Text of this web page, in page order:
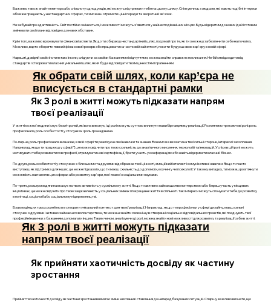
Важливо також знайти ментора або спільноту однодумців, які можуть підтримати тебе на цьому шляху. Спілкуючись з людьми, які мають подібні інтереси
або вже працюють у нестандартних сферах, ти зможеш отримати цінні поради та зворотний зв'язок.
Не забувай про адаптивність. Світ постійно змінюється, і можливості можуть з'явитися у найнесподіваніших місцях. Будь відкритим до нових ідей і готовим
змінювати свої плани відповідно до нових обставин.
Крім того, важливо враховувати фінансові аспекти. Якщо ти обираєш нестандартний шлях, подумай про те, як ти зможеш забезпечити себе на початку.
Можливо, варто зберегти певний фінансовий резерв або працювати на частковій зайнятості, поки ти будуєш свою кар'єру в новій сфері.
Нарешті, довіряй своїм інстинктам. Інколи, слідуючи за своїми бажаннями і відчуттями, можна знайти справжнє покликання. Не бійся відходити від
стандартів і створювати власний унікальний шлях, який буде відповідати твоїм цінностям і прагненням.
Як обрати свій шлях, коли кар’єра не
вписується в стандартні рамки
Як 3 ролі в житті можуть підказати напрям
твоєї реалізації
У житті кожної людини існує безліч ролей, які вона виконує, і ці ролі можуть суттєво вплинути на вибір напрямку реалізації. Розглянемо три ключові ролі: роль
професіонала, роль особистості у стосунках і роль громадянина.
По-перше, роль професіонала визначає, в якій сфері ти реалізуєш свої навички та знання. Вона може вказати на твої сильні сторони, інтереси і захоплення.
Наприклад, якщо ти працюєш у сфері IT, це може свідчити про твою схильність до аналітичного мислення, технологій та інновацій. Успіхи в цій ролі можуть
мотивувати тебе розвиватися в професії, отримувати нові сертифікації, брати участь у конференціях або навіть відкривати власний бізнес.
По-друге, роль особистості у стосунках з близькими та друзями відображає твої цінності, емоційний інтелект і комунікативні навички. Якщо ти часто
виступаєш як підтримка для інших, це може підказати, що ти маєш схильність до допомоги, коучингу чи психології. У такому випадку, ти можеш розглянути
можливість навчання в цих сферах або розвитку кар'єри, пов'язаної з соціальними науками.
По-третє, роль громадянина вказує на твою активність у суспільному житті. Якщо ти активно займаєшся волонтерством або береш участь у місцевих
ініціативах, це може свідчити про твою зацікавленість у соціальних змінах і покращенні життя в спільноті. Такі інтереси можуть спонукати тебе до розвитку
в політиці, соціології або соціальному підприємництві.
Взаємодія цих трьох ролей може створити унікальний контекст для твоєї реалізації. Наприклад, якщо ти професіонал у сфері дизайну, маєш сильні
стосунки з друзями і активно займаєшся волонтерством, ти можеш знайти свою нішу в створенні соціально відповідальних проектів, які поєднують твої
професійні навички з бажанням допомагати іншим. Таким чином, аналізуючи ці ролі, можна знайти нові можливості для розвитку та реалізації себе в житті.
Як 3 ролі в житті можуть підказати
напрям твоєї реалізації
Як прийняти хаотичність досвіду як частину
зростання
Прийняття хаотичності досвіду як частини зростання вимагає зміни мислення і ставлення до непередбачуваних ситуацій. Спершу важливо визнати, що